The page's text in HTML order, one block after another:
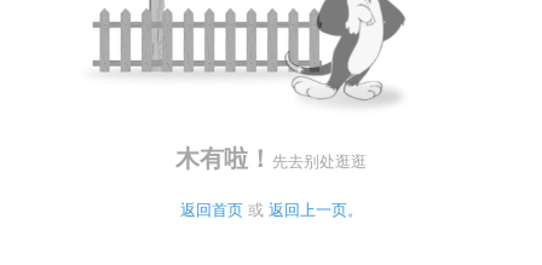
木有啦！ 先去别处逛逛
返回首页 或 返回上一页。